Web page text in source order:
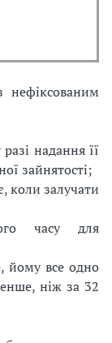
нефіксованим
надання її
зайнятості;
коли залучати
часу для
йому все одно
ніж за 32